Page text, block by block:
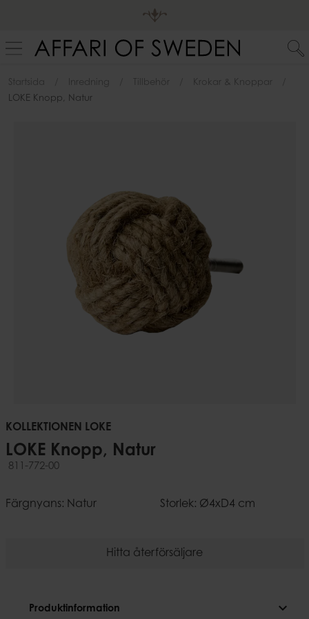
Startsida Inredning Tillbehör
Krokar & Knoppar
LOKE Knopp, Natur
KOLLEKTIONEN LOKE
LOKE Knopp, Natur
811-772-00
Färgnyans: Natur Storlek: Ø4xD4 cm
Hitta återförsäljare
Produktinformation expand_more